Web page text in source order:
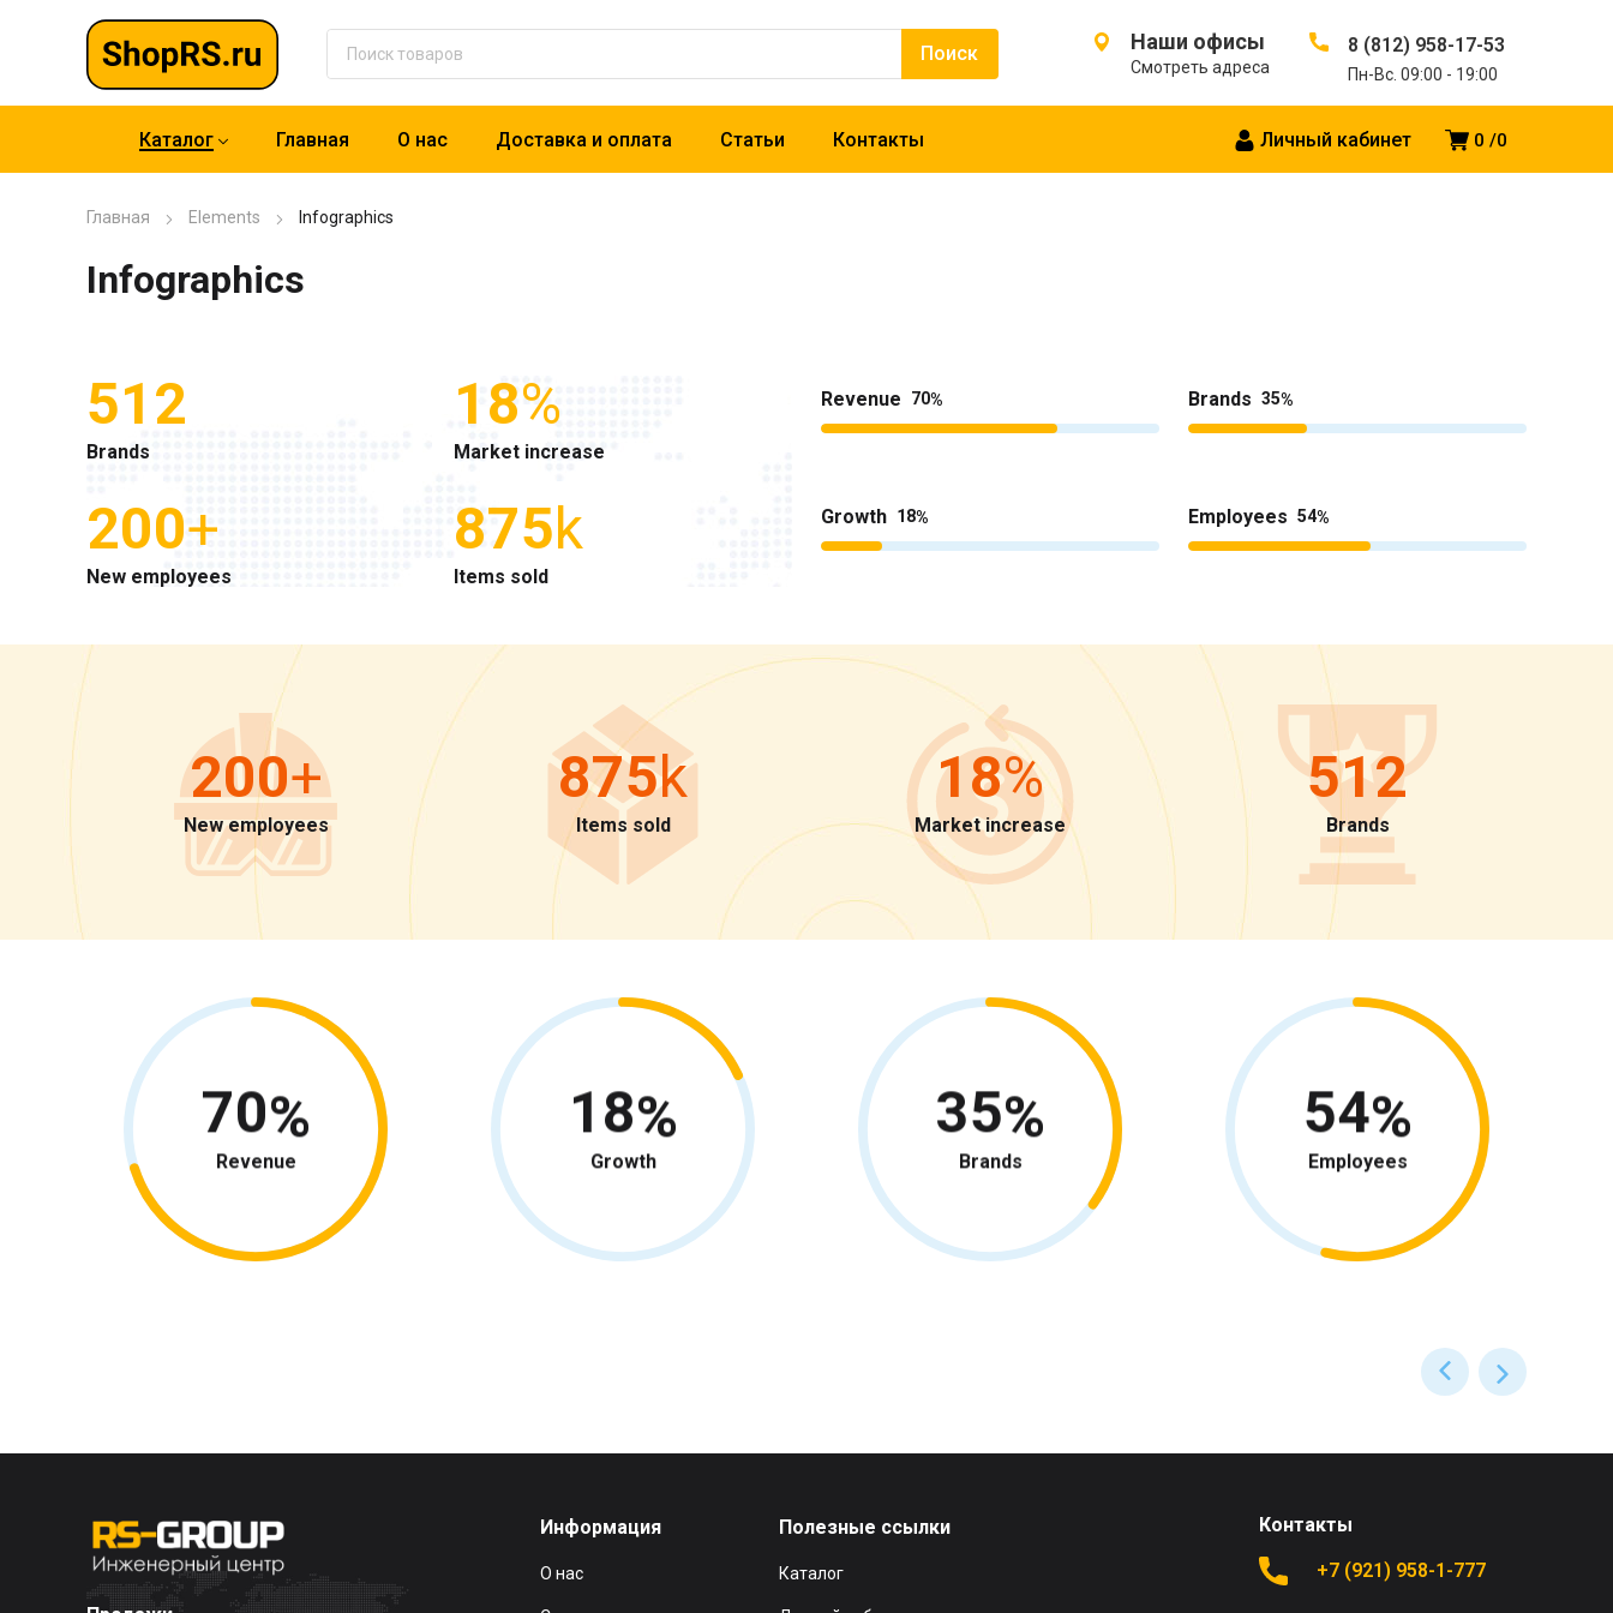
Наши офисы
Смотреть адреса
8 (812) 958-17-53
Пн-Вс. 09:00 - 19:00
0 0
Личный кабинет
Каталог Главная О нас Доставка и оплата Статьи Контакты
Главная Elements Infographics
Infographics
512
Brands
200+
New employees
18%
Market increase
875k
Items sold
Revenue 70
Growth 18
Brands 35
Employees 54
200+
New employees
875k
Items sold
18%
Market increase
512
Brands
70
Revenue
18
Growth
35
Brands
54
Employees
Информация
О нас
Полезные ссылки
Каталог
Контакты
+7 (921) 958-1-777